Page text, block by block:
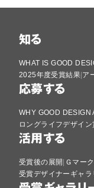
知る
WHAT IS GOOD
2025年度受賞結果 ア
応募する
WHY GOOD DESIGN
ロングライフデザイン
活用する
受賞後の展開 Ｇマー
受賞デザイナーギャラ